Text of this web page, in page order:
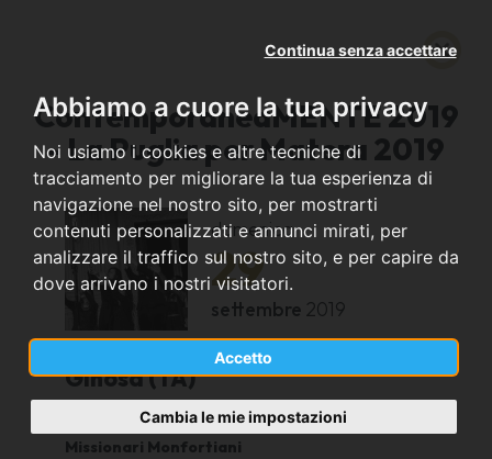
Abbiamo a cuore la tua privacy
Noi usiamo i cookies e altre tecniche di
tracciamento per migliorare la tua esperienza di
navigazione nel nostro sito, per mostrarti
contenuti personalizzati e annunci mirati, per
analizzare il traffico sul nostro sito, e per capire da
dove arrivano i nostri visitatori.
Accetto
Continua senza accettare
Cambia le mie impostazioni
ContemporaneaMENTE 2019
- La Puglia per Matera 2019
domenica
29
settembre 2019
Ginosa (TA)
Parrocchia Cuore Immacolato di Maria
Missionari Monfortiani